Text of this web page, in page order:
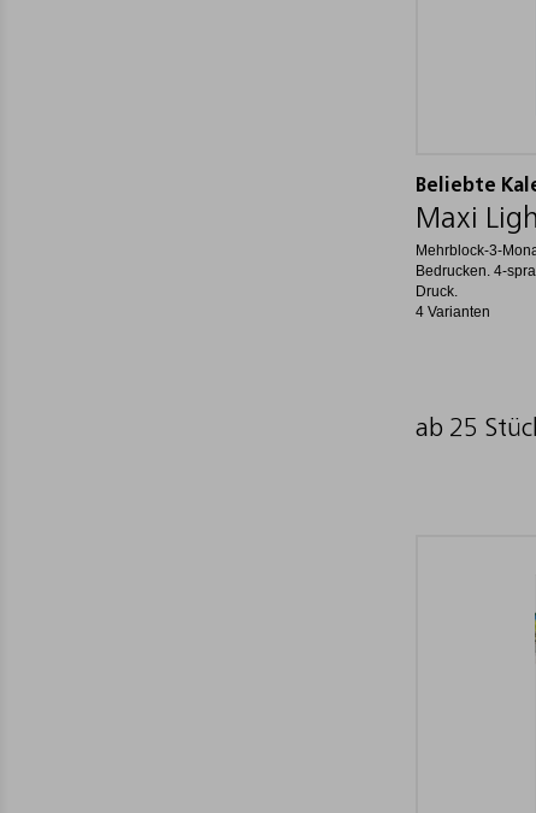
Beliebte
Maxi
Mehrblock-3-
Bedrucken. 4-
Druck.
4 Varianten
ab 25